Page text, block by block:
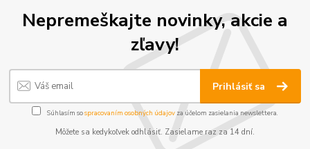
Nepremeškajte novinky, akcie a
zľavy!
Prihlásiť sa
Súhlasím sospracovaním osobných údajov za účelom zasielania newslettera.
Môžete sa kedykoľvek odhlásiť. Zasielame raz za 14 dní.